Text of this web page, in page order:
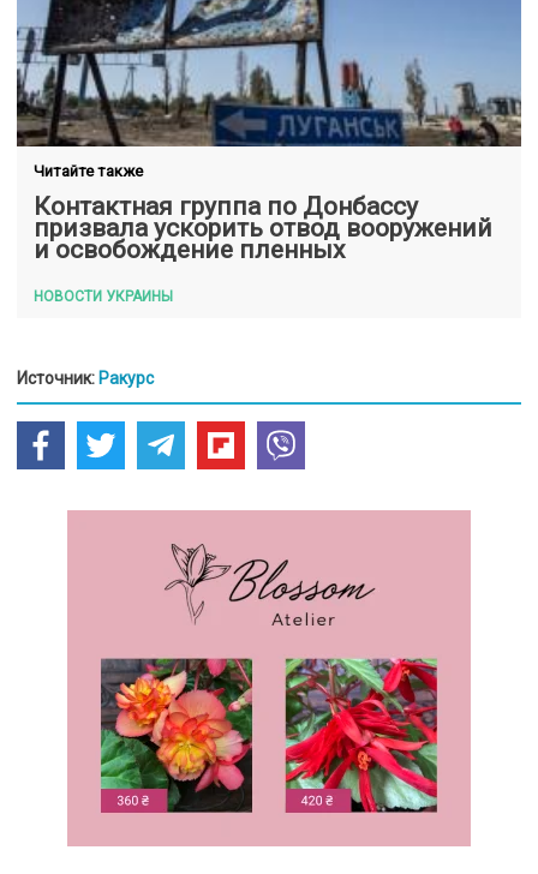
Читайте также
Контактная группа по Донбассу
призвала ускорить отвод вооружений
и освобождение пленных
НОВОСТИ УКРАИНЫ
Источник: Ракурс